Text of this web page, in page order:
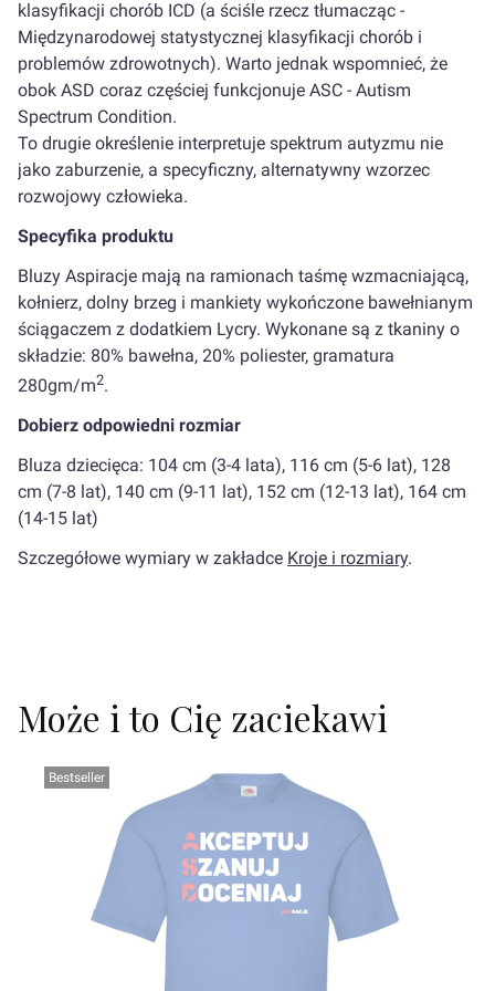
klasyfikacji chorób ICD (a ściśle rzecz tłumacząc -
Międzynarodowej statystycznej klasyfikacji chorób i
problemów zdrowotnych). Warto jednak wspomnieć, że
obok ASD coraz częściej funkcjonuje ASC - Autism
Spectrum Condition.
To drugie określenie interpretuje spektrum autyzmu nie
jako zaburzenie, a specyficzny, alternatywny wzorzec
rozwojowy człowieka.
Specyfika produktu
Bluzy Aspiracje mają na ramionach taśmę wzmacniającą,
kołnierz, dolny brzeg i mankiety wykończone bawełnianym
ściągaczem z dodatkiem Lycry. Wykonane są z tkaniny o
składzie: 80% bawełna, 20% poliester, gramatura
280gm/m2.
Dobierz odpowiedni rozmiar
Bluza dziecięca: 104 cm (3-4 lata), 116 cm (5-6 lat), 128
cm (7-8 lat), 140 cm (9-11 lat), 152 cm (12-13 lat), 164 cm
(14-15 lat)
Szczegółowe wymiary w zakładce Kroje i rozmiary.
Może i to Cię zaciekawi
Bestseller